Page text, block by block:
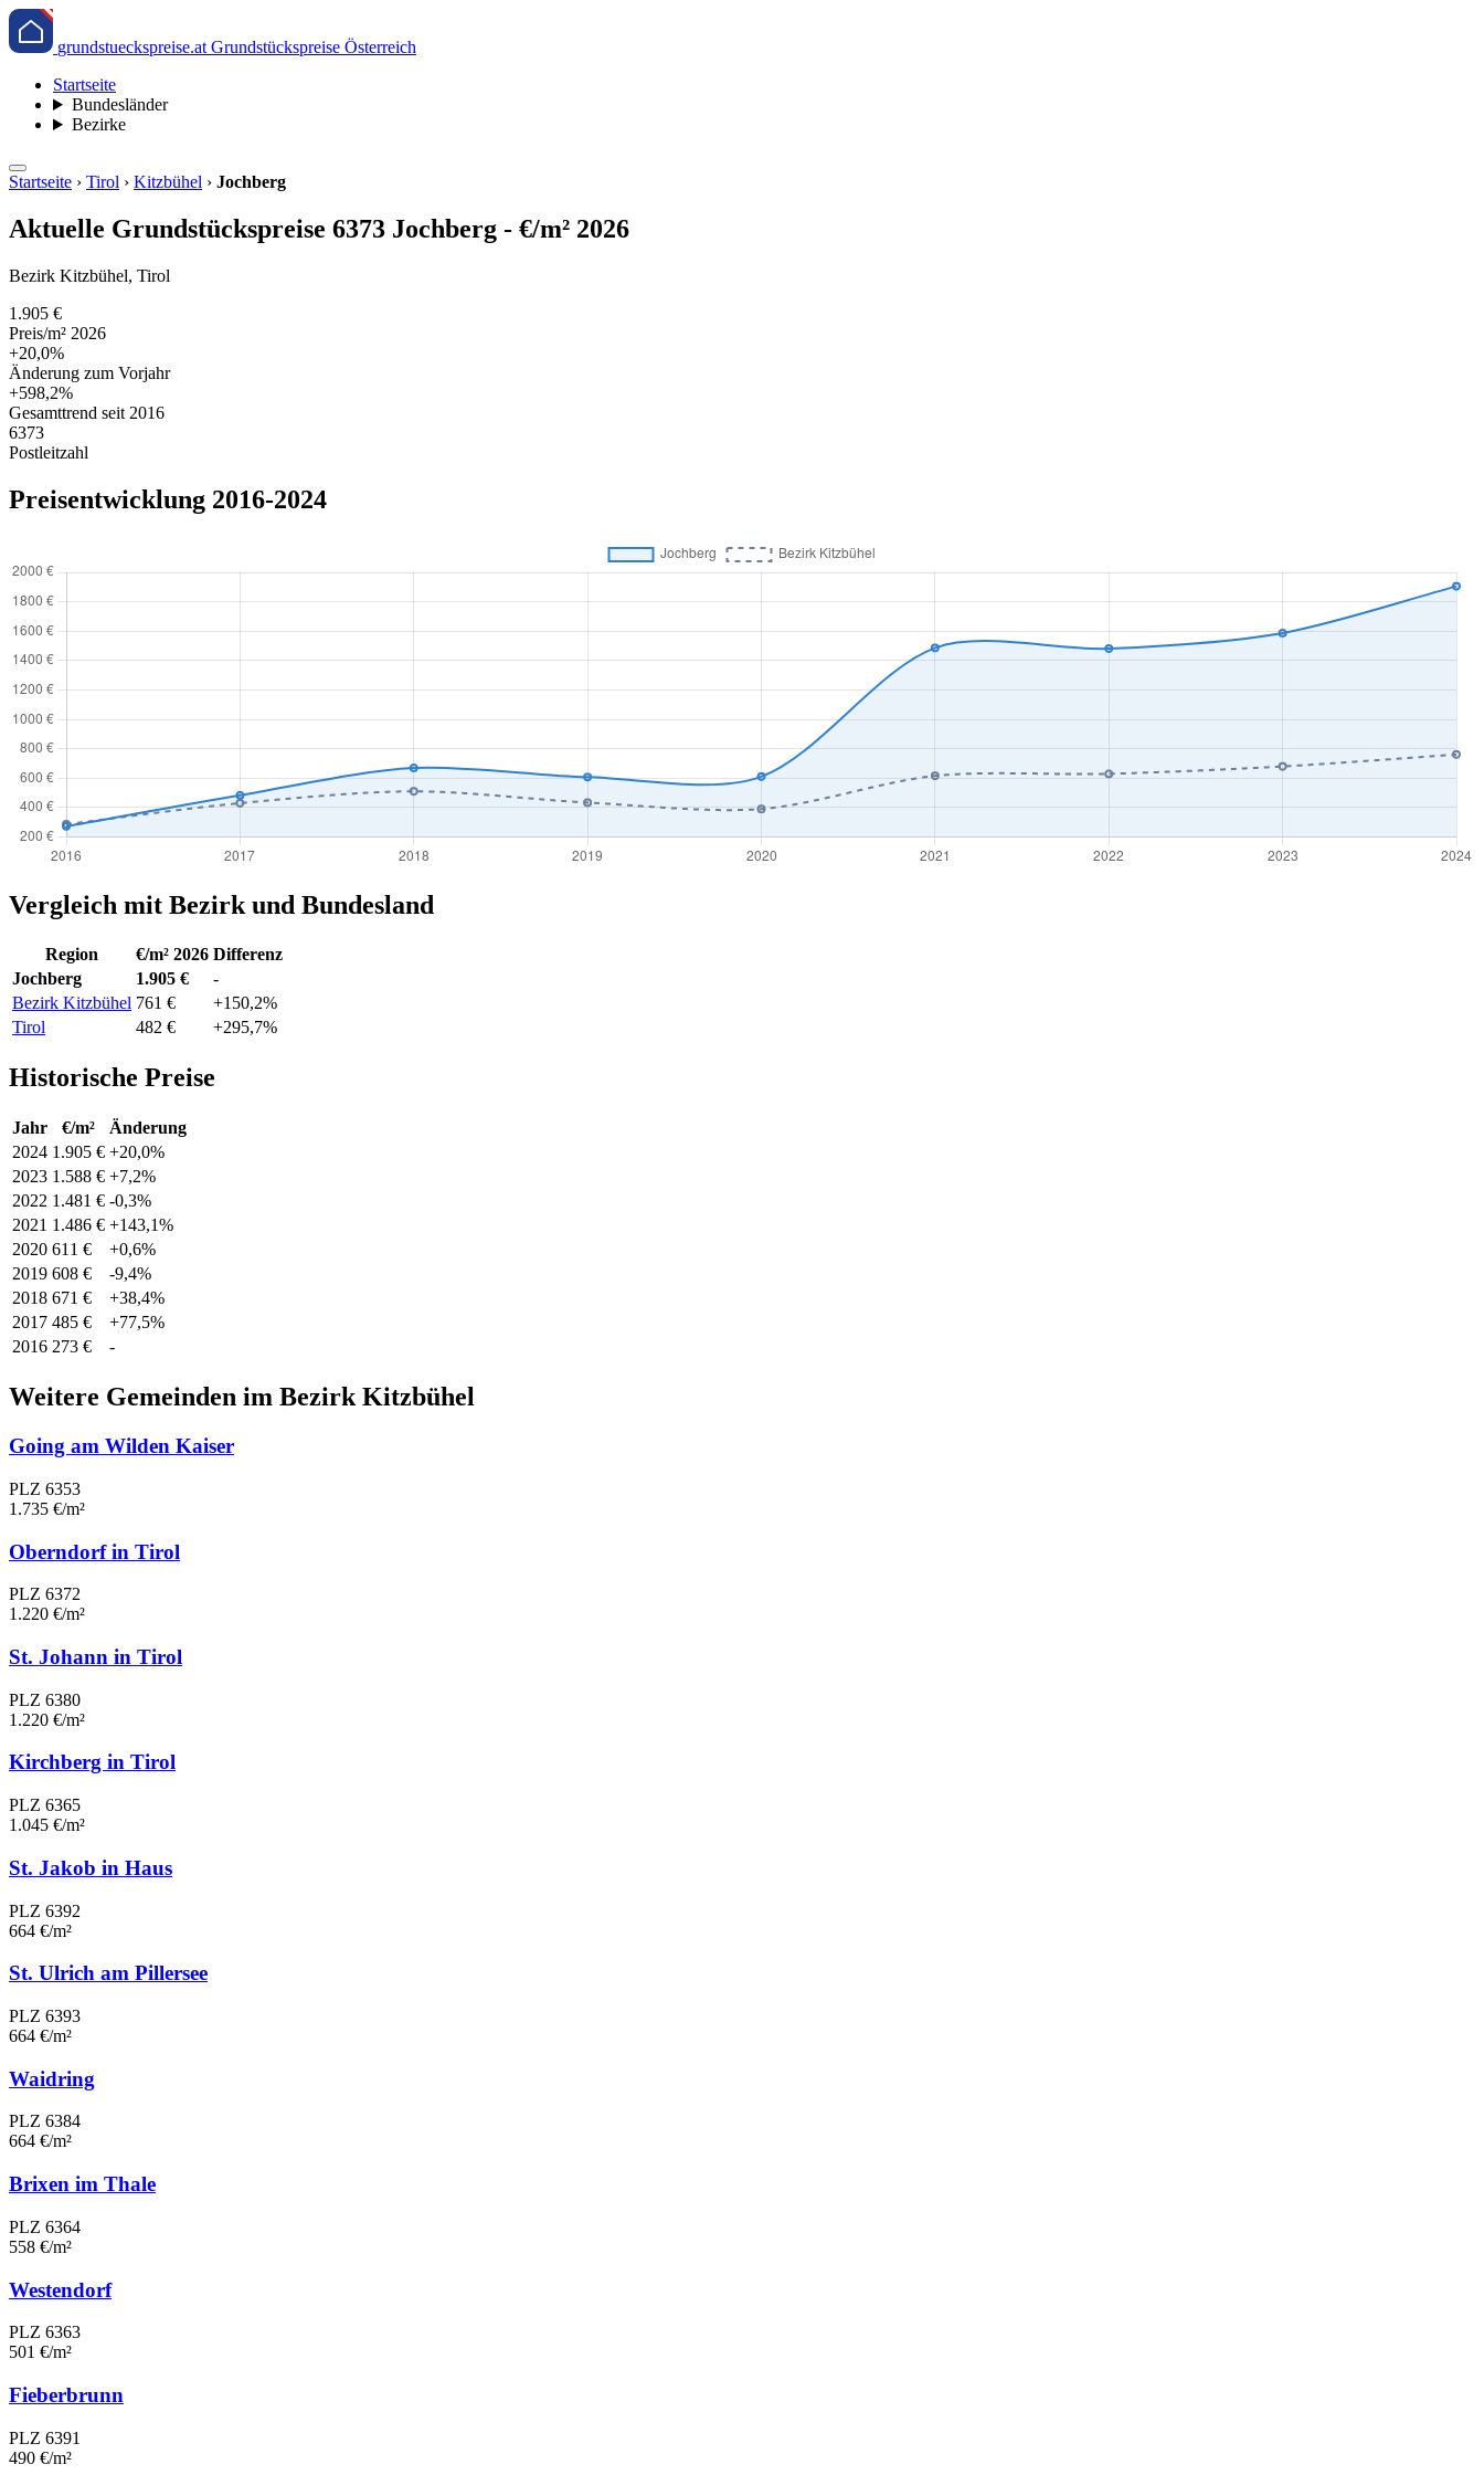
grundstueckspreise.at Grundstückspreise Österreich
Startseite
Bundesländer
Bezirke
Startseite › Tirol › Kitzbühel › Jochberg
Aktuelle Grundstückspreise 6373 Jochberg - €/m² 2026
Bezirk Kitzbühel, Tirol
1.905 €
Preis/m² 2026
+20,0%
Änderung zum Vorjahr
+598,2%
Gesamttrend seit 2016
6373
Postleitzahl
Preisentwicklung 2016-2024
Vergleich mit Bezirk und Bundesland
Region €/m² 2026 Differenz
Jochberg
1.905 €
-
Bezirk Kitzbühel 761 €
+150,2%
Tirol
482 € +295,7%
Historische Preise
Jahr €/m²
Änderung
2024 1.905 € +20,0%
2023 1.588 € +7,2%
2022 1.481 € -0,3%
2021 1.486 € +143,1%
2020 611 €
+0,6%
2019 608 €
-9,4%
2018 671 €
+38,4%
2017 485 €
+77,5%
2016 273 € -
Weitere Gemeinden im Bezirk Kitzbühel
Going am Wilden Kaiser
PLZ 6353
1.735 €/m²
Oberndorf in Tirol
PLZ 6372
1.220 €/m²
St. Johann in Tirol
PLZ 6380
1.220 €/m²
Kirchberg in Tirol
PLZ 6365
1.045 €/m²
St. Jakob in Haus
PLZ 6392
664 €/m²
St. Ulrich am Pillersee
PLZ 6393
664 €/m²
Waidring
PLZ 6384
664 €/m²
Brixen im Thale
PLZ 6364
558 €/m²
Westendorf
PLZ 6363
501 €/m²
Fieberbrunn
PLZ 6391
490 €/m²